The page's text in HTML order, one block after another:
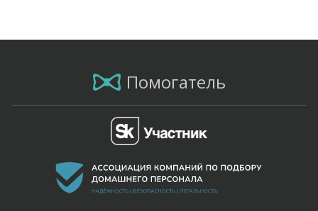
Помогатель